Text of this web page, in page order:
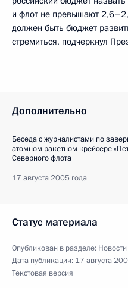
и флот не превышают
должен быть бюджет
стремиться, подчеркнул
Дополнительно
Беседа с журналистами по
атомном ракетном крейсере
Северного флота
17 августа 2005 года
Статус материала
Опубликован в разделе: Новости
Дата публикации: 17 августа
Текстовая версия